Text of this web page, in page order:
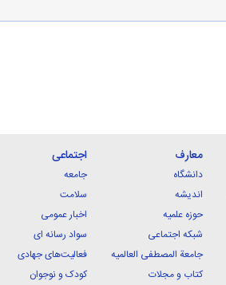
معارف
دانشگاه
اندیشه
حوزه علمیه
شبکه اجتماعی
جامعة المصطفی العالمیه
کتاب و مجلات
اجتماعی
جامعه
سلامت
اخبار عمومی
سواد رسانه ای
فعالیت‌های جهادی
کودک و نوجوان